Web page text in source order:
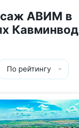
АВИМ в
Кавминвод
По рейтингу